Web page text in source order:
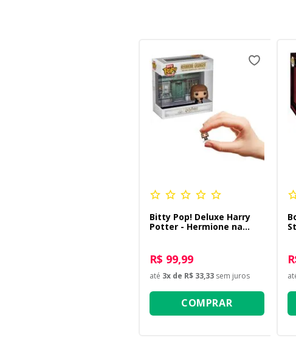
Bitty Pop! Deluxe Harry
Potter - Hermione na
R$ 99,99
até 3x de R$ 33,33 sem juros
COMPRAR